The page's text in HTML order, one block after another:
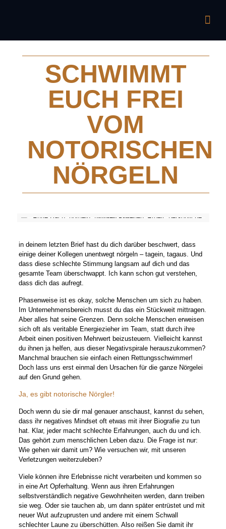
SCHWIMMT
EUCH FREI
VOM
NOTORISCHEN
NÖRGELN
in deinem letzten Brief hast du dich darüber beschwert, dass
einige deiner Kollegen unentwegt nörgeln – tagein, tagaus. Und
dass diese schlechte Stimmung langsam auf dich und das
gesamte Team überschwappt. Ich kann schon gut verstehen,
dass dich das aufregt.
Phasenweise ist es okay, solche Menschen um sich zu haben.
Im Unternehmensbereich musst du das ein Stückweit mittragen.
Aber alles hat seine Grenzen. Denn solche Menschen erweisen
sich oft als veritable Energiezieher im Team, statt durch ihre
Arbeit einen positiven Mehrwert beizusteuern. Vielleicht kannst
du ihnen ja helfen, aus dieser Negativspirale herauszukommen?
Manchmal brauchen sie einfach einen Rettungsschwimmer!
Doch lass uns erst einmal den Ursachen für die ganze Nörgelei
auf den Grund gehen.
Ja, es gibt notorische Nörgler!
Doch wenn du sie dir mal genauer anschaust, kannst du sehen,
dass ihr negatives Mindset oft etwas mit ihrer Biografie zu tun
hat. Klar, jeder macht schlechte Erfahrungen, auch du und ich.
Das gehört zum menschlichen Leben dazu. Die Frage ist nur:
Wie gehen wir damit um? Wie versuchen wir, mit unseren
Verletzungen weiterzuleben?
Viele können ihre Erlebnisse nicht verarbeiten und kommen so
in eine Art Opferhaltung. Wenn aus ihren Erfahrungen
selbstverständlich negative Gewohnheiten werden, dann treiben
sie weg. Oder sie tauchen ab, um dann später entrüstet und mit
neuer Wut aufzuprusten und andere mit einem Schwall
schlechter Laune zu überschütten. Also reißen Sie damit ihr